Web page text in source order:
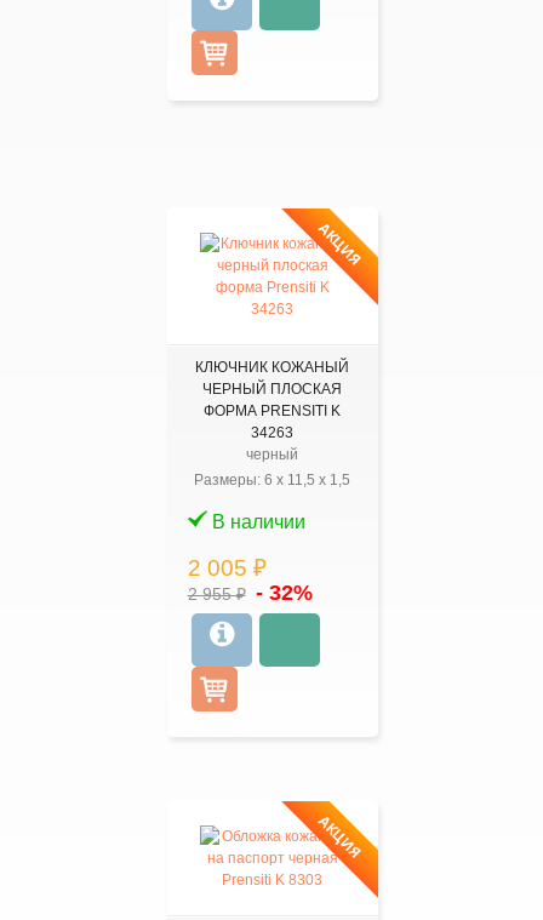
АКЦИЯ
КЛЮЧНИК КОЖАНЫЙ
ЧЕРНЫЙ ПЛОСКАЯ
ФОРМА PRENSITI K
34263
черный
Размеры:6x 11,5x 1,5
В наличии
2 005 ₽
2 955 ₽ - 32%
АКЦИЯ